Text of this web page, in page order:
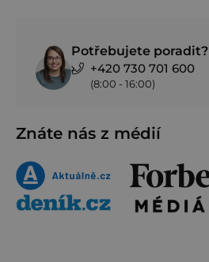
Potřebujete poradit?
+420 730 701 600
(8:00 - 16:00)
Znáte nás z médií